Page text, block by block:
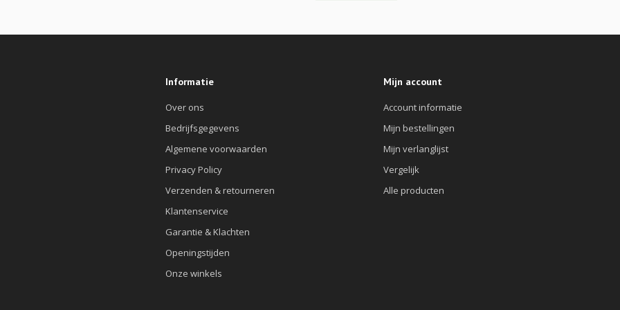
Informatie
Over ons
Bedrijfsgegevens
Algemene voorwaarden
Privacy Policy
Verzenden & retourneren
Klantenservice
Garantie & Klachten
Openingstijden
Onze winkels
Mijn account
Account informatie
Mijn bestellingen
Mijn verlanglijst
Vergelijk
Alle producten